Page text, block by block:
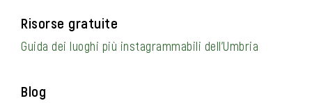
Risorse gratuite
Guida dei luoghi più instagrammabili dell’Umbria
Blog